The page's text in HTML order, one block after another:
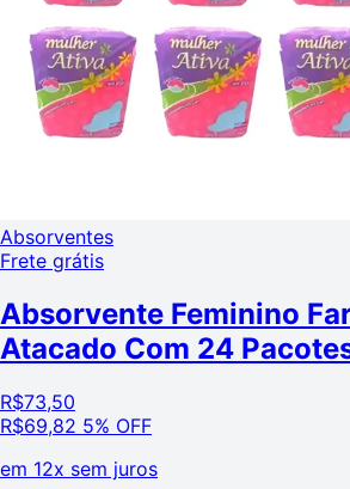
Absorventes
Frete grátis
Absorvente Feminino
Atacado Com 24
R$73,50
R$69,82 5% OFF
em 12x sem juros